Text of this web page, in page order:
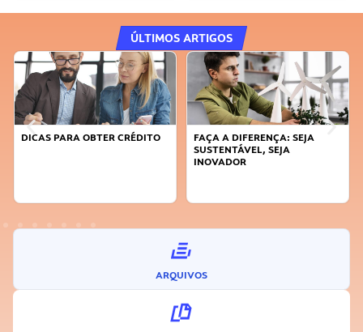
ÚLTIMOS ARTIGOS
DICAS PARA OBTER CRÉDITO
FAÇA A DIFERENÇA: SEJA
SUSTENTÁVEL, SEJA
INOVADOR
ARQUIVOS